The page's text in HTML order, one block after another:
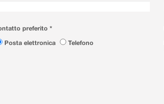
preferito *
Posta elettronica
Telefono